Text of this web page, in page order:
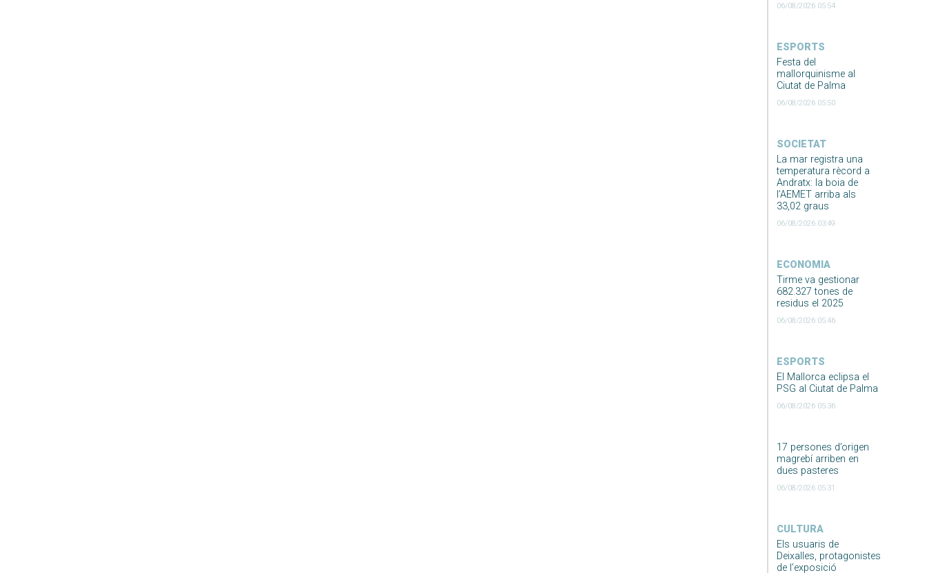
06/08/2026 05:54
ESPORTS
Festa del
mallorquinisme al
Ciutat de Palma
06/08/2026 05:50
SOCIETAT
La mar registra una
temperatura rècord a
Andratx: la boia de
l’AEMET arriba als
33,02 graus
06/08/2026 03:49
ECONOMIA
Tirme va gestionar
682.327 tones de
residus el 2025
06/08/2026 05:46
ESPORTS
El Mallorca eclipsa el
PSG al Ciutat de Palma
06/08/2026 05:36
17 persones d’origen
magrebí arriben en
dues pasteres
06/08/2026 05:31
CULTURA
Els usuaris de
Deixalles, protagonistes
de l’exposició